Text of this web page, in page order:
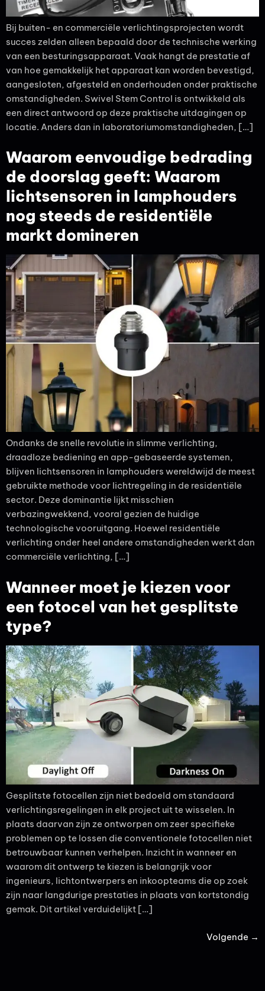
Bij buiten- en commerciële verlichtingsprojecten wordt
succes zelden alleen bepaald door de technische werking
van een besturingsapparaat. Vaak hangt de prestatie af
van hoe gemakkelijk het apparaat kan worden bevestigd,
aangesloten, afgesteld en onderhouden onder praktische
omstandigheden. Swivel Stem Control is ontwikkeld als
een direct antwoord op deze praktische uitdagingen op
locatie. Anders dan in laboratoriumomstandigheden, […]
Waarom eenvoudige bedrading
de doorslag geeft: Waarom
lichtsensoren in lamphouders
nog steeds de residentiële
markt domineren
Ondanks de snelle revolutie in slimme verlichting,
draadloze bediening en app-gebaseerde systemen,
blijven lichtsensoren in lamphouders wereldwijd de meest
gebruikte methode voor lichtregeling in de residentiële
sector. Deze dominantie lijkt misschien
verbazingwekkend, vooral gezien de huidige
technologische vooruitgang. Hoewel residentiële
verlichting onder heel andere omstandigheden werkt dan
commerciële verlichting, […]
Wanneer moet je kiezen voor
een fotocel van het gesplitste
type?
Gesplitste fotocellen zijn niet bedoeld om standaard
verlichtingsregelingen in elk project uit te wisselen. In
plaats daarvan zijn ze ontworpen om zeer specifieke
problemen op te lossen die conventionele fotocellen niet
betrouwbaar kunnen verhelpen. Inzicht in wanneer en
waarom dit ontwerp te kiezen is belangrijk voor
ingenieurs, lichtontwerpers en inkoopteams die op zoek
zijn naar langdurige prestaties in plaats van kortstondig
gemak. Dit artikel verduidelijkt […]
Volgende →